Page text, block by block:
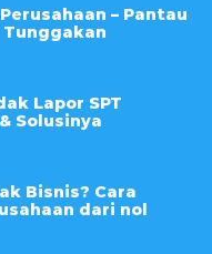
– Pantau
Lapor SPT
Solusinya
Bisnis? Cara
dari nol